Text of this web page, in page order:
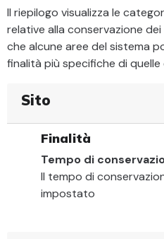
Il riepilogo visualizza le
relative alla conservazione
che alcune aree del sistema
finalità più specifiche di quelle
Sito
Finalità
Tempo di
Il tempo di
impostato